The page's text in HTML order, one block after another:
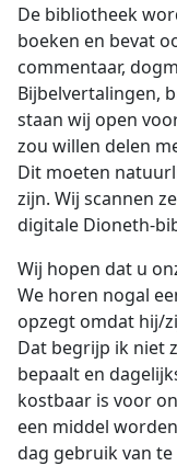
De bibliotheek
boeken en bevat
commentaar,
Bijbelvertalingen,
staan wij open
zou willen delen
Dit moeten
zijn. Wij scannen
digitale Dioneth-
Wij hopen dat u
We horen nogal
opzegt omdat hij/
Dat begrijp ik niet
bepaalt en
kostbaar is voor
een middel
dag gebruik van